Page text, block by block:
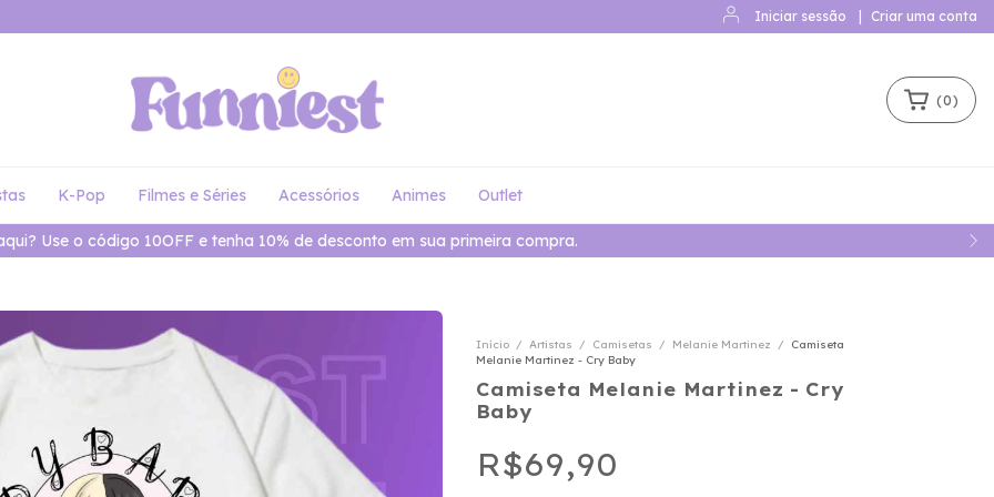
Iniciar sessão Criar uma conta
Frete grátis para todo o Brasil em compras a partir de R$300
(0)
K-Pop Filmes e Séries Acessórios Animes Outlet
Início / Artistas / Camisetas / Melanie Martinez /
Camiseta
Melanie Martinez - Cry Baby
Camiseta Melanie Martinez - Cry
Baby
R$69,90